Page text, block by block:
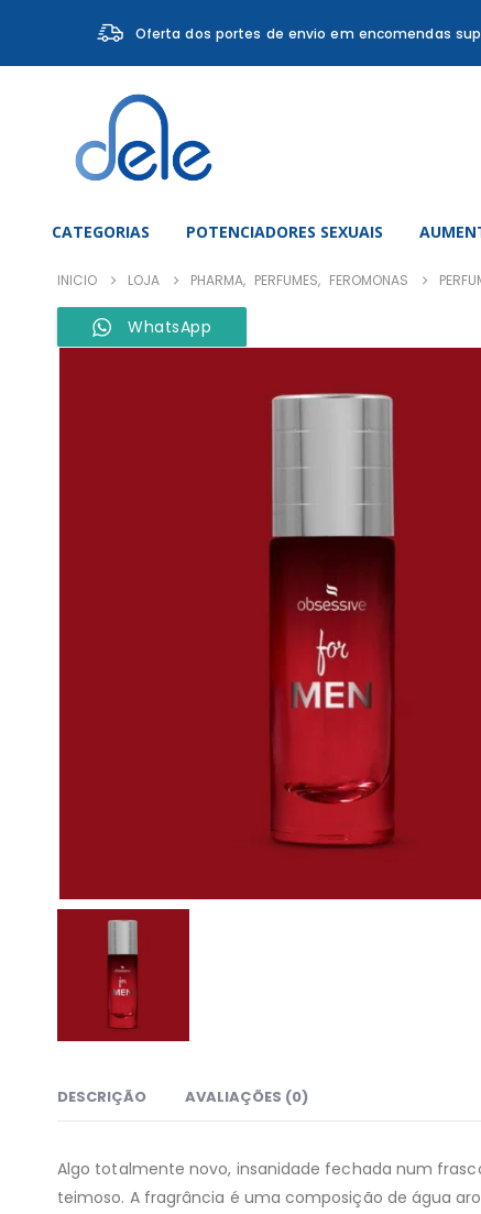
Oferta dos portes de envio em encomendas
CATEGORIAS POTENCIADORES SEXUAIS
INICIO LOJA PHARMA, PERFUMES, FEROMONAS
WhatsApp
DESCRIÇÃO AVALIAÇÕES (0)
Algo totalmente novo, insanidade fechada num
teimoso. A fragrância é uma composição de água